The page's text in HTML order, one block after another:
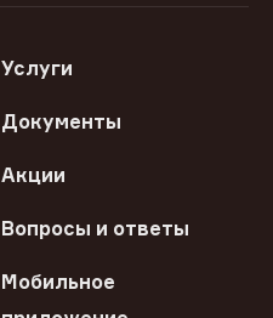
Услуги
Документы
Акции
Вопросы и ответы
Мобильное